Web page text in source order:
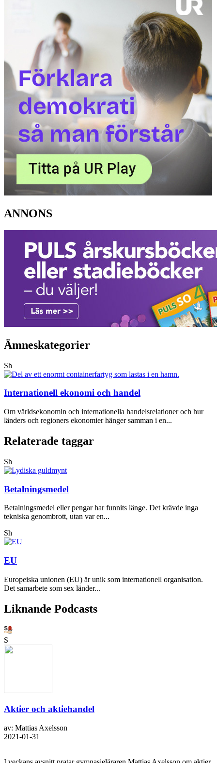
ANNONS
Ämneskategorier
Sh
Internationell ekonomi och handel
Om världsekonomin och internationella handelsrelationer och hur
länders och regioners ekonomier hänger samman i en...
Relaterade taggar
Sh
Betalningsmedel
Betalningsmedel eller pengar har funnits länge. Det krävde inga
tekniska genombrott, utan var en...
Sh
EU
Europeiska unionen (EU) är unik som internationell organisation.
Det samarbete som sex länder...
Liknande Podcasts
S
Aktier och aktiehandel
av: Mattias Axelsson
2021-01-31